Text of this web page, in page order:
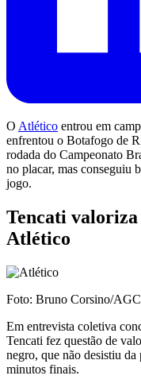
O Atlético entrou em
enfrentou o Botafogo de
rodada do Campeonato
no placar, mas conseguiu
jogo.
Tencati valoriza
Atlético
Foto: Bruno Corsino/AGC
Em entrevista coletiva
Tencati fez questão de
negro, que não desistiu
minutos finais.